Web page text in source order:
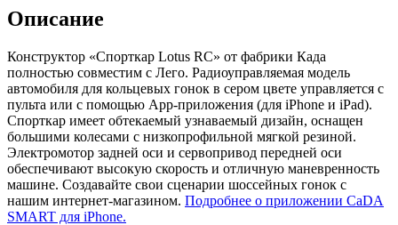
Описание
Конструктор «Спорткар Lotus RC» от фабрики Када
полностью совместим с Лего. Радиоуправляемая модель
автомобиля для кольцевых гонок в сером цвете управляется с
пульта или с помощью App-приложения (для iPhone и iPad).
Спорткар имеет обтекаемый узнаваемый дизайн, оснащен
большими колесами с низкопрофильной мягкой резиной.
Электромотор задней оси и сервопривод передней оси
обеспечивают высокую скорость и отличную маневренность
машине. Создавайте свои сценарии шоссейных гонок с
нашим интернет-магазином. Подробнее о приложении CaDA
SMART для iPhone.